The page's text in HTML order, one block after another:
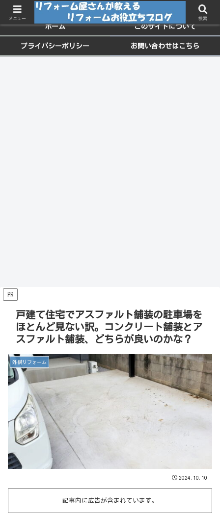
ちょっと役に立つお家のメンテナンス情報
ホーム このサイトについて
プライバシーポリシー お問い合わせはこちら
PR
戸建て住宅でアスファルト舗装の駐車場を
ほとんど見ない訳。コンクリート舗装とア
スファルト舗装、どちらが良いのかな？
外構リフォーム
2024.10.10
記事内に広告が含まれています。
メニュー 検索